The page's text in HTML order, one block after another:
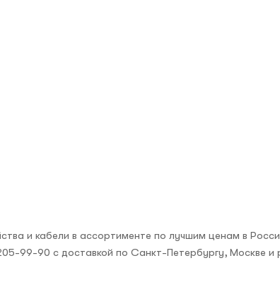
и кабели в ассортименте по лучшим ценам в
99-90 с доставкой по Санкт-Петербургу, Москве и